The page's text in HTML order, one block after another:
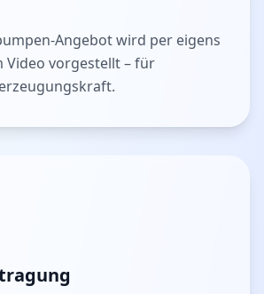
Angebot wird per eigens
Video vorgestellt – für